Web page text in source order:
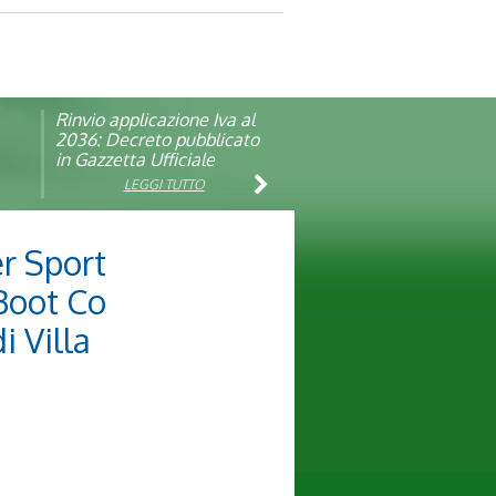
Rinvio applicazione Iva al
2036: Decreto pubblicato
in Gazzetta Ufficiale
LEGGI TUTTO
Visita veterinaria annuale
LEGGI TUTTO
Sport
Co
Villa